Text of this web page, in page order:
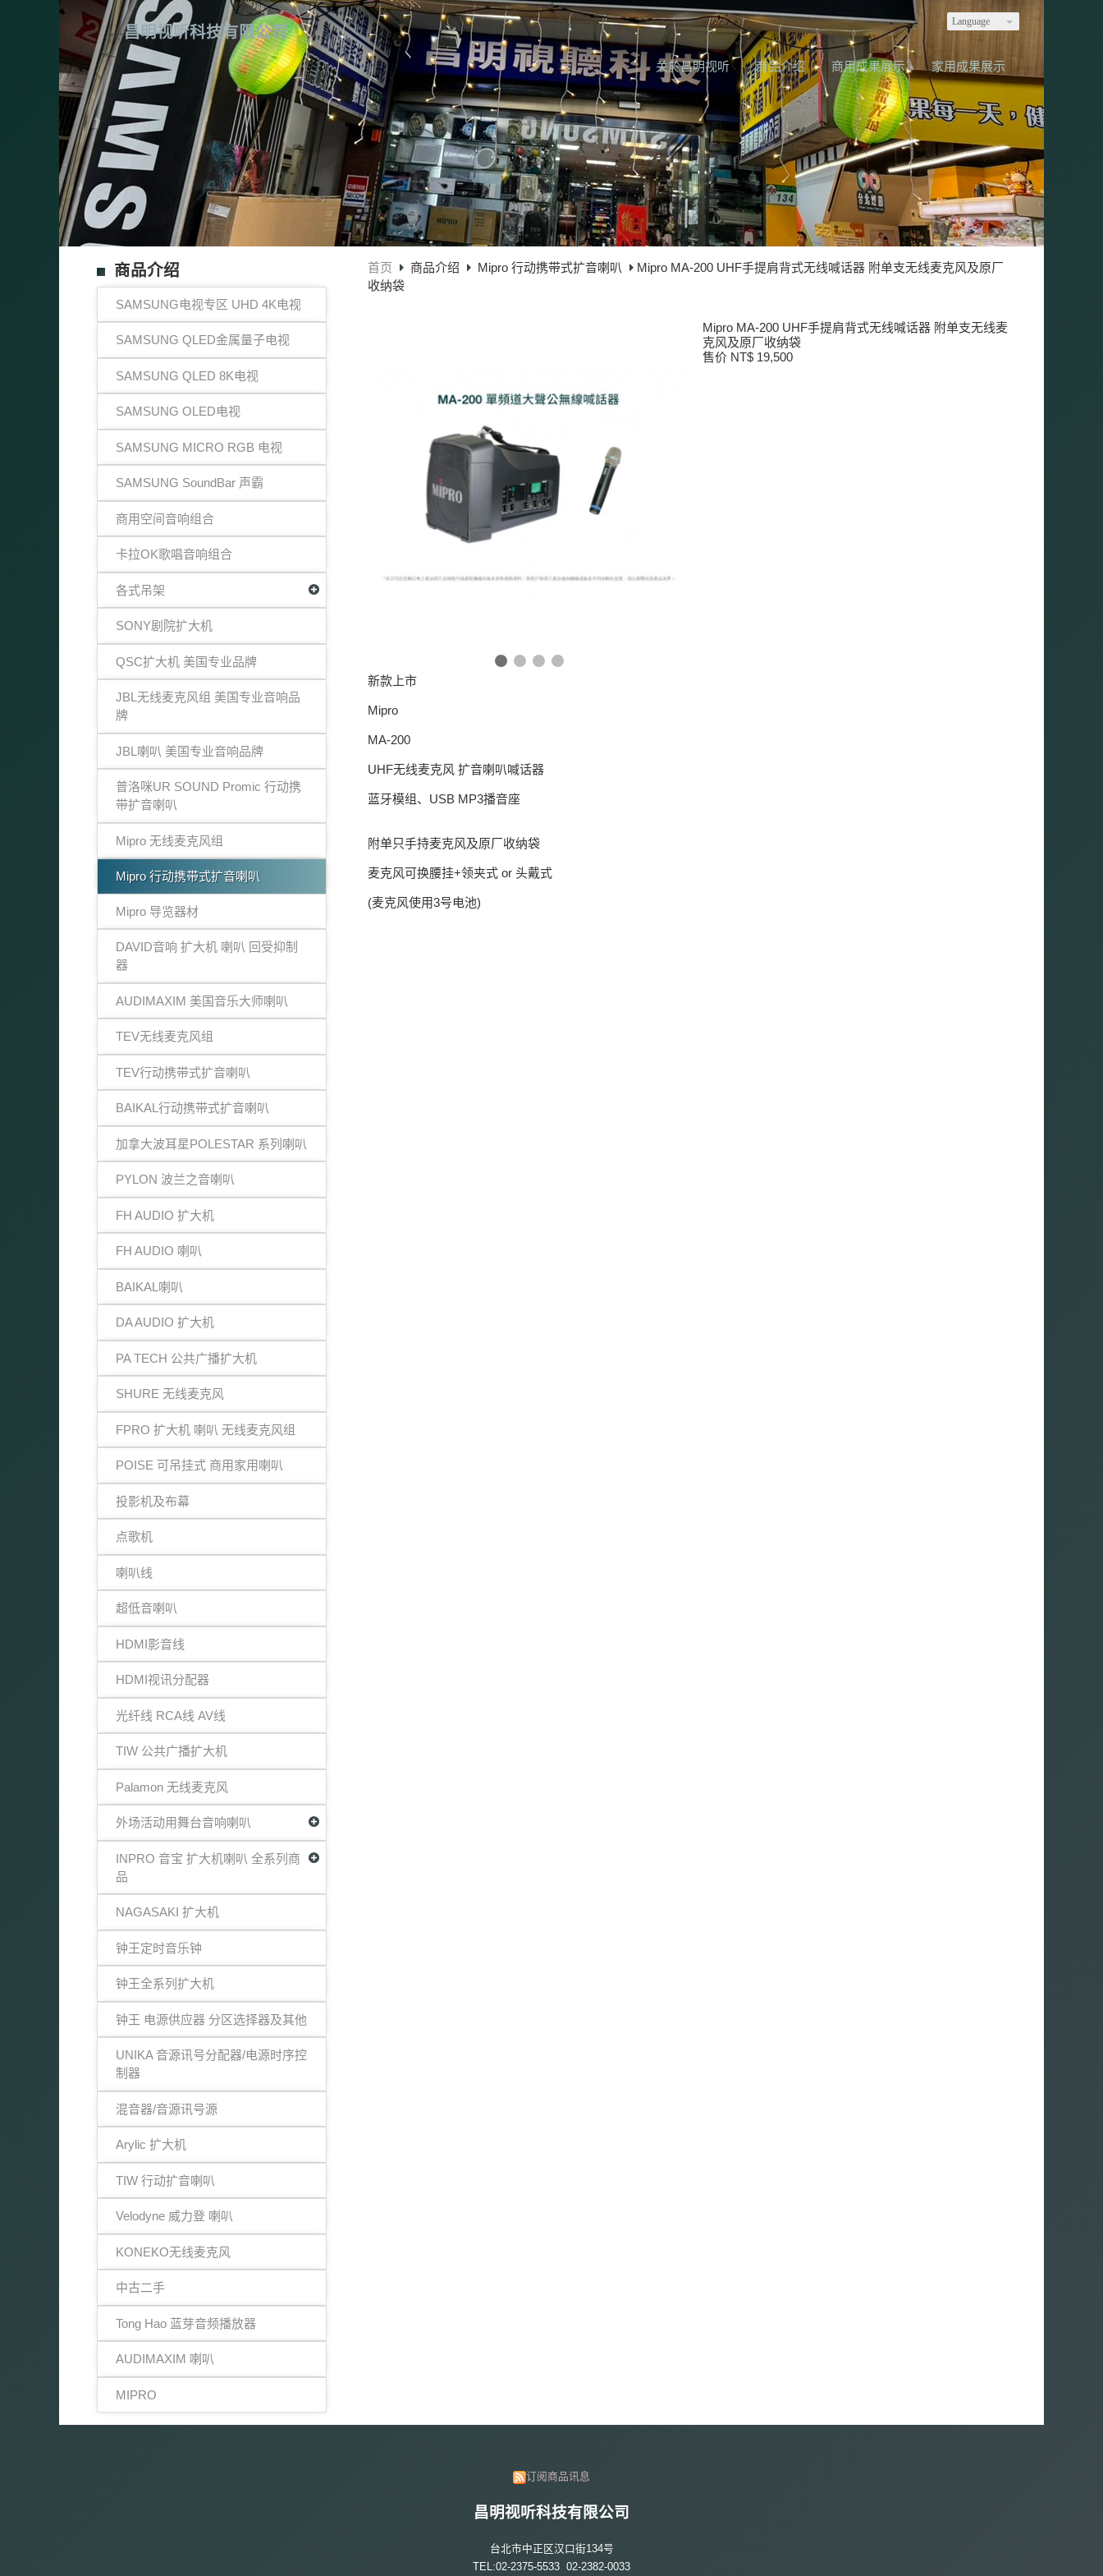
Language
昌明视听科技有限公司
关於昌明视听 商品介绍 商用成果展示 家用成果展示
商品介绍
SAMSUNG电视专区 UHD 4K电视
SAMSUNG QLED金属量子电视
SAMSUNG QLED 8K电视
SAMSUNG OLED电视
SAMSUNG MICRO RGB 电视
SAMSUNG SoundBar 声霸
商用空间音响组合
卡拉OK歌唱音响组合
各式吊架
SONY剧院扩大机
QSC扩大机 美国专业品牌
JBL无线麦克风组 美国专业音响品
牌
JBL喇叭 美国专业音响品牌
普洛咪UR SOUND Promic 行动携
带扩音喇叭
Mipro 无线麦克风组
Mipro 行动携带式扩音喇叭
Mipro 导览器材
DAVID音响 扩大机 喇叭 回受抑制
器
AUDIMAXIM 美国音乐大师喇叭
TEV无线麦克风组
TEV行动携带式扩音喇叭
BAIKAL行动携带式扩音喇叭
加拿大波耳星POLESTAR 系列喇叭
PYLON 波兰之音喇叭
FH AUDIO 扩大机
FH AUDIO 喇叭
BAIKAL喇叭
DA AUDIO 扩大机
PA TECH 公共广播扩大机
SHURE 无线麦克风
FPRO 扩大机 喇叭 无线麦克风组
POISE 可吊挂式 商用家用喇叭
投影机及布幕
点歌机
喇叭线
超低音喇叭
HDMI影音线
HDMI视讯分配器
光纤线 RCA线 AV线
TIW 公共广播扩大机
Palamon 无线麦克风
外场活动用舞台音响喇叭
INPRO 音宝 扩大机喇叭 全系列商
品
NAGASAKI 扩大机
钟王定时音乐钟
钟王全系列扩大机
钟王 电源供应器 分区选择器及其他
UNIKA 音源讯号分配器/电源时序控
制器
混音器/音源讯号源
Arylic 扩大机
TIW 行动扩音喇叭
Velodyne 威力登 喇叭
KONEKO无线麦克风
中古二手
Tong Hao 蓝芽音频播放器
AUDIMAXIM 喇叭
MIPRO
首页 商品介绍 Mipro 行动携带式扩音喇叭
Mipro MA-200 UHF手提肩背式无线喊话器 附单支无线麦克风及原厂
收纳袋
Mipro MA-200 UHF手提肩背式无线喊话器 附单支无线麦
克风及原厂收纳袋
售价 NT$ 19,500
新款上市
Mipro
MA-200
UHF无线麦克风 扩音喇叭喊话器
蓝牙模组、USB MP3播音座
附单只手持麦克风及原厂收纳袋
麦克风可换腰挂+领夹式 or 头戴式
(麦克风使用3号电池)
订阅商品讯息
昌明视听科技有限公司
台北市中正区汉口街134号
TEL:02-2375-5533 02-2382-0033